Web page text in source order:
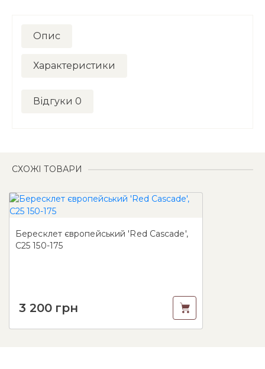
Опис
Характеристики
Відгуки 0
СХОЖІ ТОВАРИ
Бересклет європейський 'Red Cascade',
С25 150-175
3 200 грн